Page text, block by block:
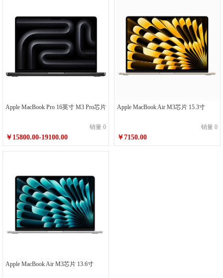
Apple MacBook Pro 16英寸 M3 Pro芯片
销量 0
￥15800.00-19100.00
Apple MacBook Air M3芯片 15.3寸
销量 0
￥7150.00
Apple MacBook Air M3芯片 13.6寸